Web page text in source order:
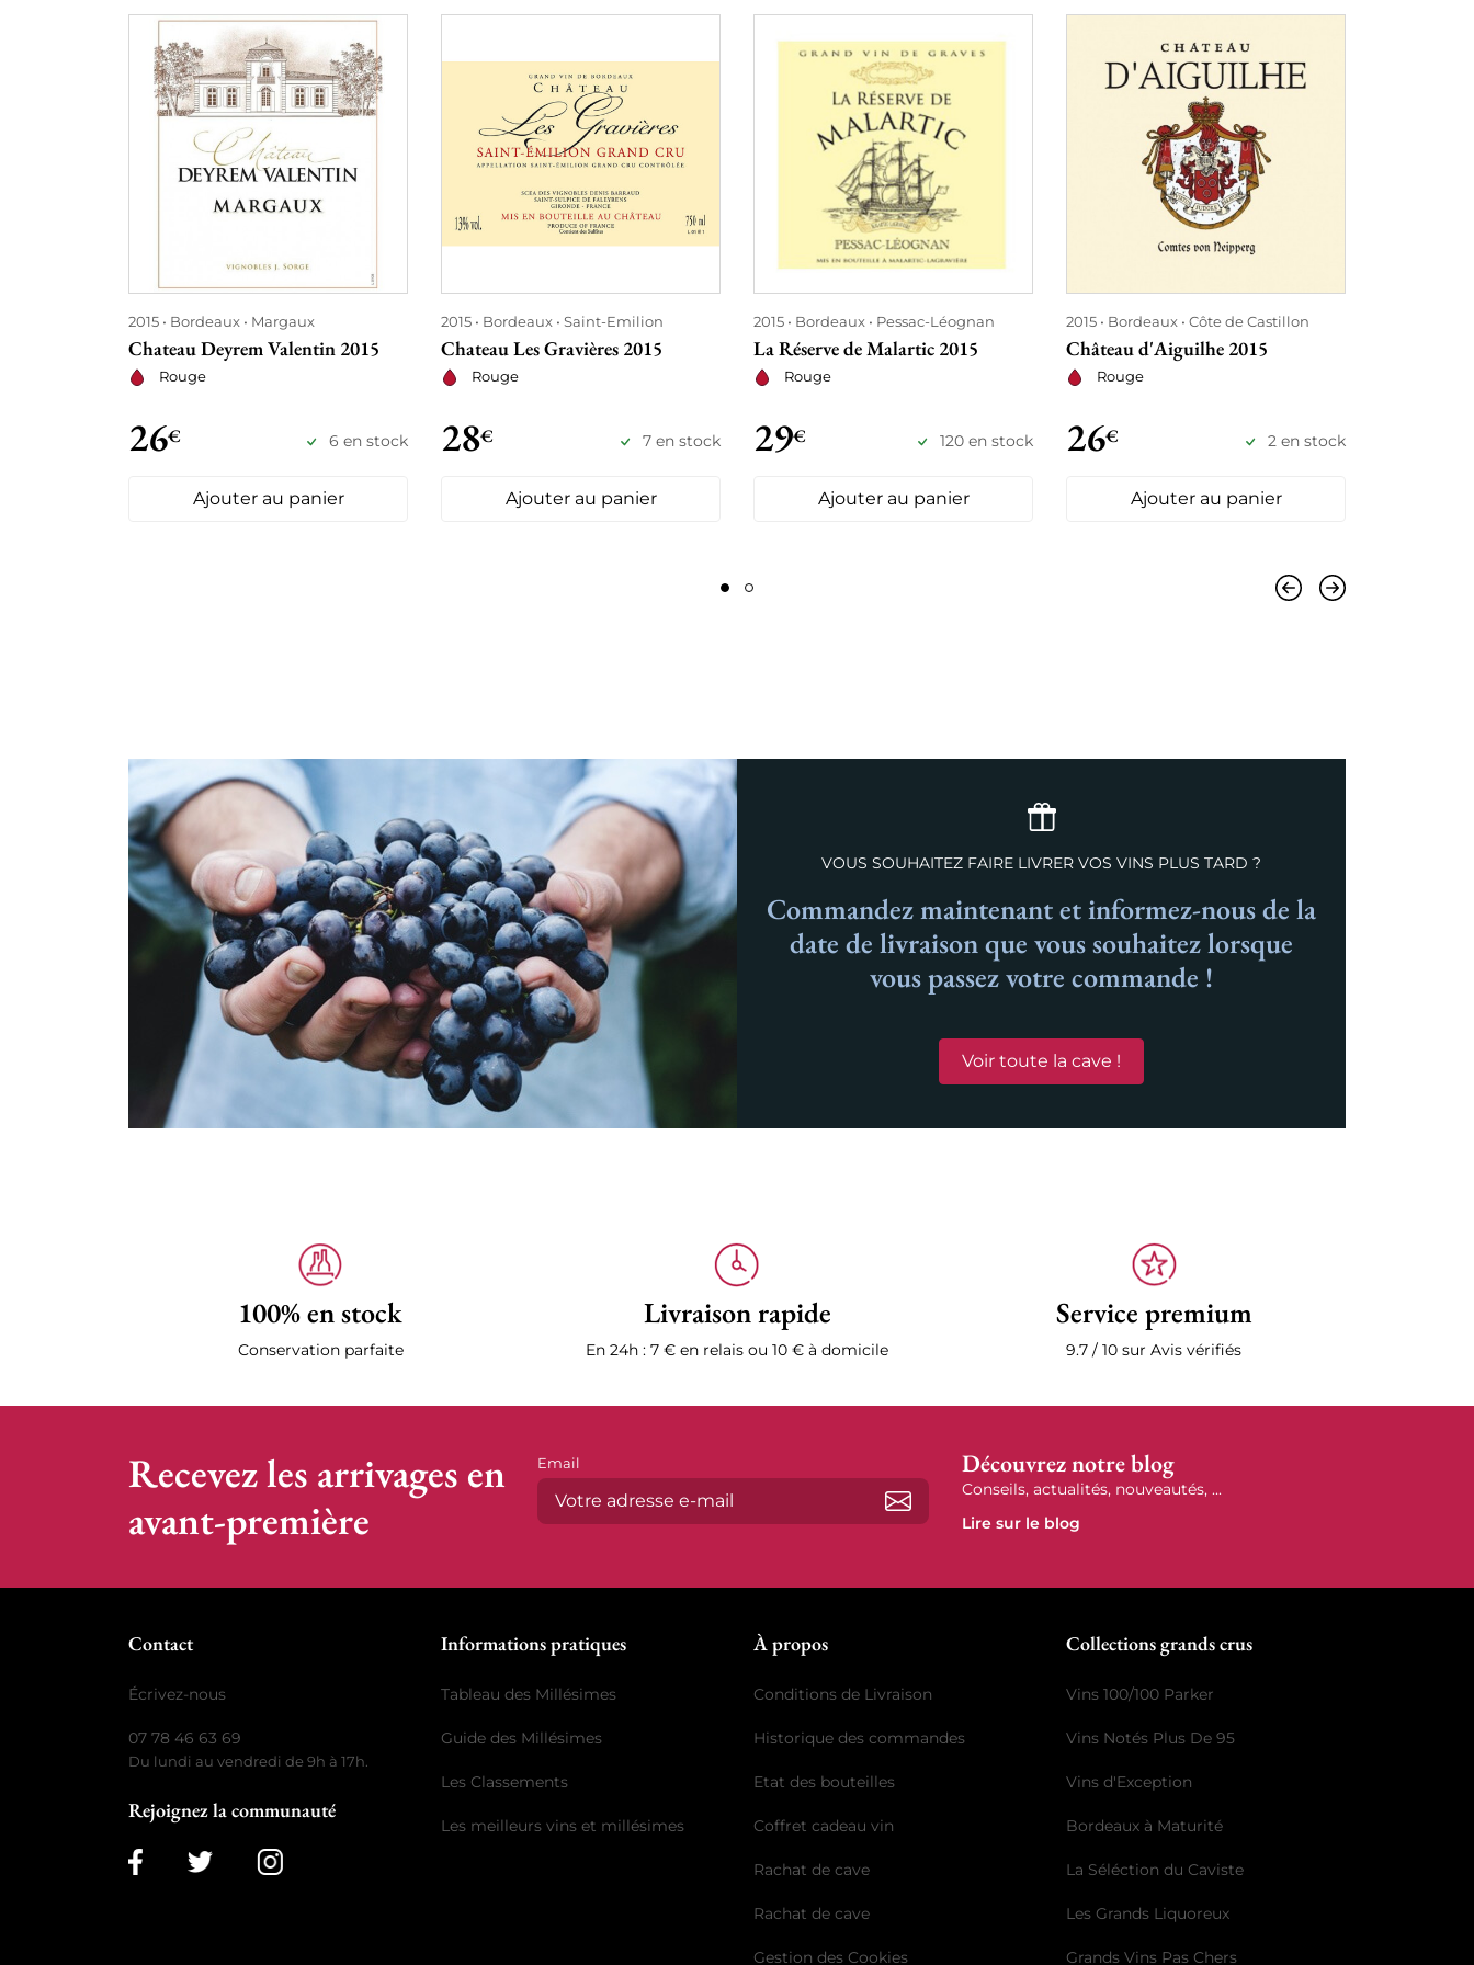
2015 Bordeaux Margaux
Chateau Deyrem Valentin 2015
Rouge
26€ 6 en stock
Ajouter au panier
2015 Bordeaux Saint-Emilion
Chateau Les Gravières 2015
Rouge
28€ 7 en stock
Ajouter au panier
2015 Bordeaux Pessac-Léognan
La Réserve de Malartic 2015
Rouge
29€ 120 en stock
Ajouter au panier
2015 Bordeaux Côte de Castillon
Château d'Aiguilhe 2015
Rouge
26€ 2 en stock
Ajouter au panier
VOUS SOUHAITEZ FAIRE LIVRER VOS VINS PLUS TARD ?
Commandez maintenant et informez-nous de la
date de livraison que vous souhaitez lorsque
vous passez votre commande !
Voir toute la cave !
100% en stock
Conservation parfaite
Livraison rapide
En 24h : 7 € en relais ou 10 € à domicile
Service premium
9.7 / 10 sur Avis vérifiés
Recevez les arrivages en
avant-première
Email
S’abonner
Découvrez notre blog
Conseils, actualités, nouveautés, ...
Lire sur le blog
Contact
Écrivez-nous
07 78 46 63 69
Du lundi au vendredi de 9h à 17h.
Rejoignez la communauté
Informations pratiques
Tableau des Millésimes
Guide des Millésimes
Les Classements
Les meilleurs vins et millésimes
À propos
Conditions de Livraison
Historique des commandes
Etat des bouteilles
Coffret cadeau vin
Rachat de cave
Rachat de cave
Gestion des Cookies
Collections grands crus
Vins 100/100 Parker
Vins Notés Plus De 95
Vins d'Exception
Bordeaux à Maturité
La Séléction du Caviste
Les Grands Liquoreux
Grands Vins Pas Chers